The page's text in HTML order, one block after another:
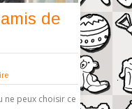
de
ne peux choisir ce